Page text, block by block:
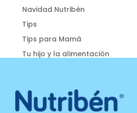
Navidad Nutribén
Tips
Tips para Mamá
Tu hijo y la alimentación